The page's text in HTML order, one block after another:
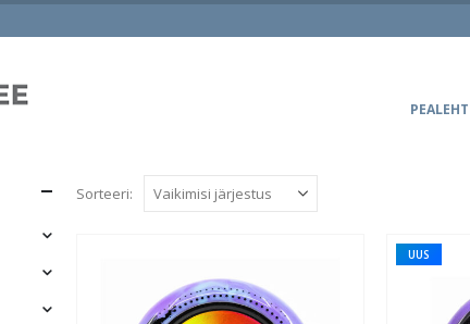
PEALEHT
Sorteeri:
UUS